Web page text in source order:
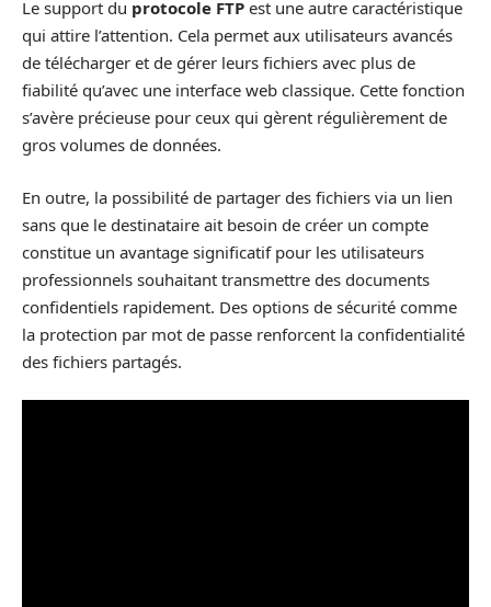
Le support du protocole FTP est une autre caractéristique
qui attire l’attention. Cela permet aux utilisateurs avancés
de télécharger et de gérer leurs fichiers avec plus de
fiabilité qu’avec une interface web classique. Cette fonction
s’avère précieuse pour ceux qui gèrent régulièrement de
gros volumes de données.
En outre, la possibilité de partager des fichiers via un lien
sans que le destinataire ait besoin de créer un compte
constitue un avantage significatif pour les utilisateurs
professionnels souhaitant transmettre des documents
confidentiels rapidement. Des options de sécurité comme
la protection par mot de passe renforcent la confidentialité
des fichiers partagés.